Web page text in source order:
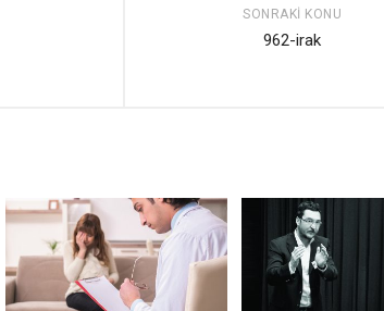
SONRAKI KONU
962-irak